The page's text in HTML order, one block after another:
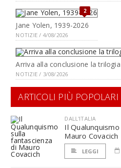
2
Jane Yolen, 1939-2026
NOTIZIE / 4/08/2026
Arriva alla conclusione la
NOTIZIE / 3/08/2026
ARTICOLI PIÙ POPOLARI
DALL'ITALIA
Il
Mauro Covacich
LEGGI